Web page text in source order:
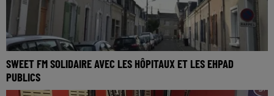
SWEET FM SOLIDAIRE AVEC LES HÔPITAUX ET LES EHPAD
PUBLICS